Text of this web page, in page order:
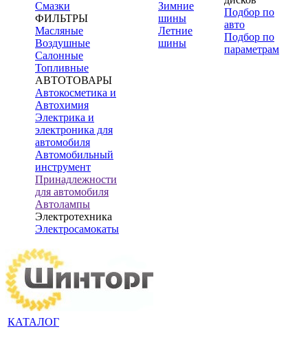
Смазки
ФИЛЬТРЫ
Масляные
Воздушные
Салонные
Топливные
АВТОТОВАРЫ
Автокосметика и
Автохимия
Электрика и
электроника для
автомобиля
Автомобильный
инструмент
Принадлежности
для автомобиля
Автолампы
Электротехника
Электросамокаты
Зимние
шины
Летние
шины
Подбор по
авто
Подбор по
параметрам
КАТАЛОГ